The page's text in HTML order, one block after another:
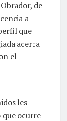
de
a
que
acerca
el
les
ocurre